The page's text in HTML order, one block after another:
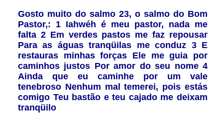
Gosto muito do salmo 23, o salmo do Bom
Pastor,: 1 Iahwéh é meu pastor, nada me
falta 2 Em verdes pastos me faz repousar
Para as águas tranqüilas me conduz 3 E
restauras minhas forças Ele me guia por
caminhos justos Por amor do seu nome 4
Ainda que eu caminhe por um vale
tenebroso Nenhum mal temerei, pois estás
comigo Teu bastão e teu cajado me deixam
tranqüilo